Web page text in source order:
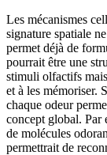
Les mécanismes
signature spatiale
permet déjà de
pourrait être une
stimuli olfactifs
et à les mémoriser.
chaque odeur
concept global. Par
de molécules
permettrait de